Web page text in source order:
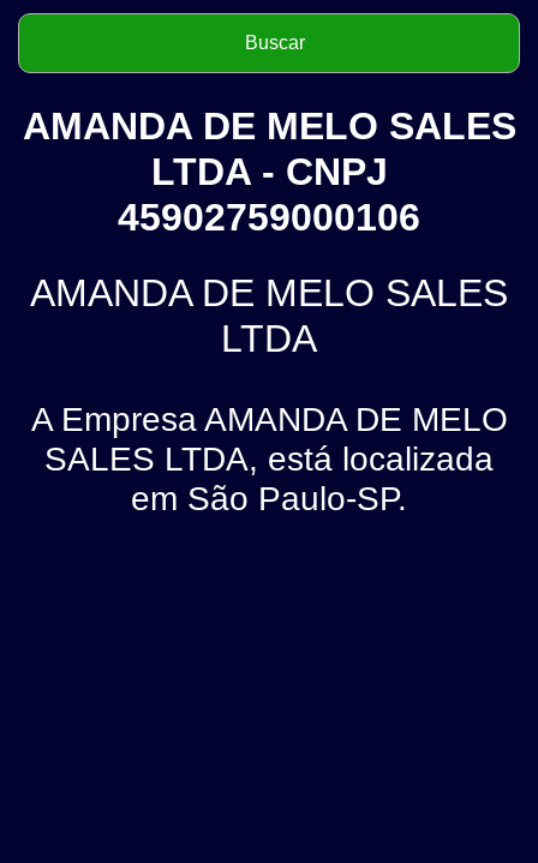
AMANDA DE MELO SALES
LTDA - CNPJ
45902759000106
AMANDA DE MELO SALES
LTDA
A Empresa AMANDA DE MELO
SALES LTDA, está localizada
em São Paulo-SP.